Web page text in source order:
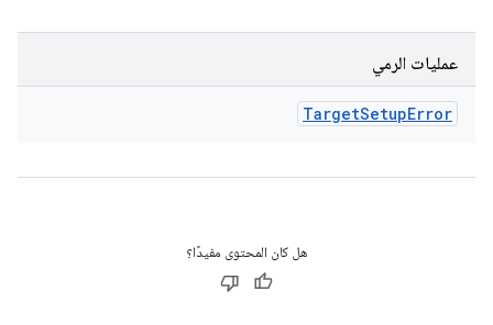
عمليات الرمي
TargetSetupError
هل كان المحتوى مفيدًا؟